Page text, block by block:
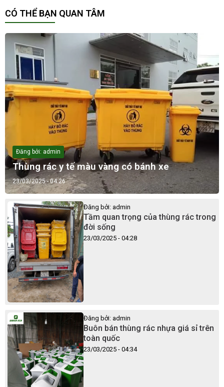
CÓ THỂ BẠN QUAN TÂM
Đăng bởi: admin
Thùng rác y tế màu vàng có bánh xe
23/03/2025 - 04:26
Đăng bởi: admin
Tầm quan trọng của thùng rác trong
đời sống
23/03/2025 - 04:28
Đăng bởi: admin
Buôn bán thùng rác nhựa giá sỉ trên
toàn quốc
23/03/2025 - 04:34